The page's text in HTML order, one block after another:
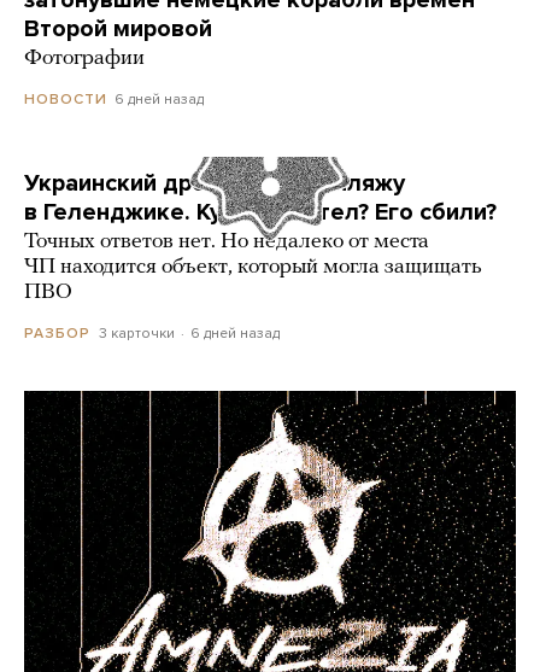
Второй мировой
Фотографии
НОВОСТИ 6 дней назад
Украинский дрон попал по пляжу
в Геленджике. Куда он летел? Его сбили?
Точных ответов нет. Но недалеко от места
ЧП находится объект, который могла защищать
ПВО
РАЗБОР 3 карточки 6 дней назад